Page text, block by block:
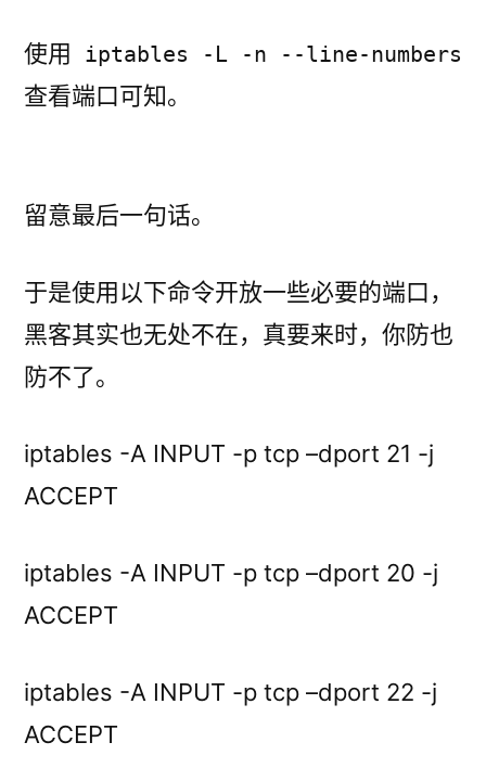
使用 iptables -L -n --line-numbers
查看端口可知。
留意最后一句话。
于是使用以下命令开放一些必要的端口，
黑客其实也无处不在，真要来时，你防也
防不了。
iptables -A INPUT -p tcp –dport 21 -j
ACCEPT
iptables -A INPUT -p tcp –dport 20 -j
ACCEPT
iptables -A INPUT -p tcp –dport 22 -j
ACCEPT